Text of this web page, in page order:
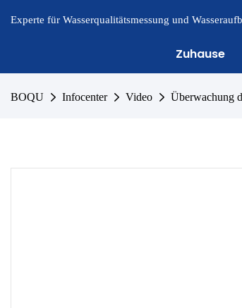
Experte für Wasserqualitätsmessung und
Zuhause
BOQU Infocenter Video Überwachung